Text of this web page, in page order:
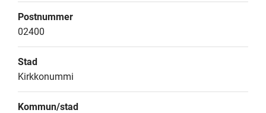
Postnummer
02400
Stad
Kirkkonummi
Kommun/stad